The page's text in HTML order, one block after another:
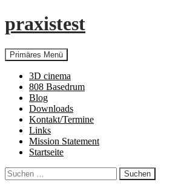
praxistest
Suchen
Primäres Menü
Inhalt
springen
3D cinema
808 Basedrum
Blog
Downloads
Kontakt/Termine
Links
Mission Statement
Startseite
Suchen
nach: